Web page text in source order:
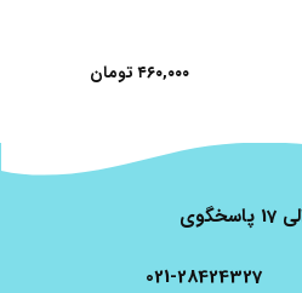
۴۶۰,۰۰۰ تومان
شنبه تا پنجشنبه، از ساعت 9 الی 17 پاسخگوی
021-28424327